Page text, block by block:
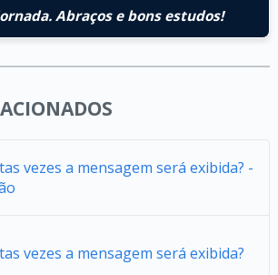
Abraços e bons estudos!
vezes a mensagem será exibida? -
vezes a mensagem será exibida?